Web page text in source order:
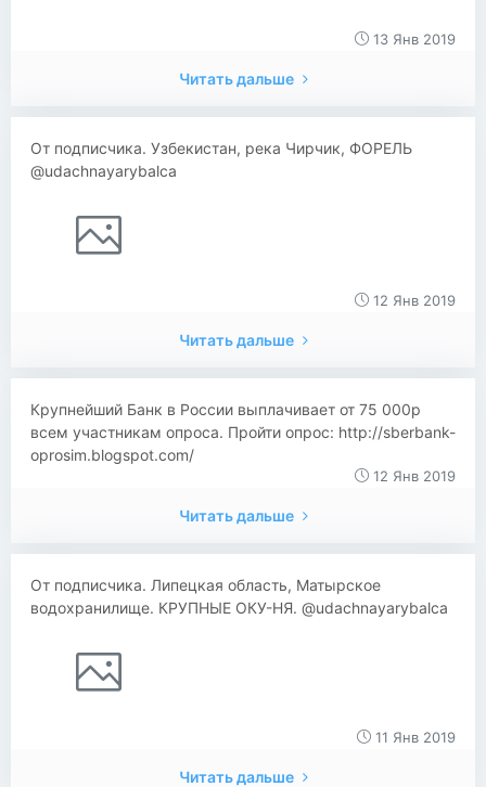
13 Янв 2019
Читать дальше
От подписчика. Узбекистан, река Чирчик, ФОРЕЛЬ
@udachnayarybalca
12 Янв 2019
Читать дальше
​​Крупнейший Банк в России выплачивает от 75 000р
всем участникам опроса. Пройти опрос: http://sberbank-
oprosim.blogspot.com/
12 Янв 2019
Читать дальше
От подписчика. Липецкая область, Матырское
водохранилище. КРУПНЫЕ ОКУ-НЯ. @udachnayarybalca
11 Янв 2019
Читать дальше